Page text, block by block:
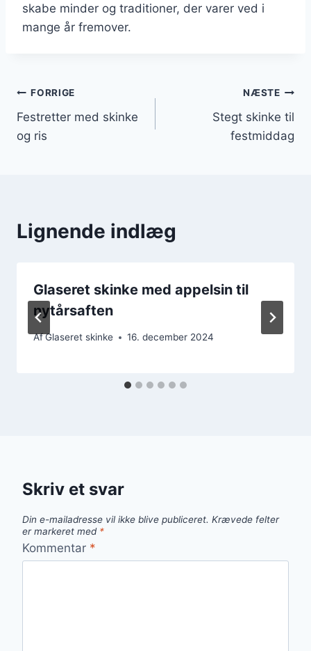
skabe minder og traditioner, der varer ved i
mange år fremover.
Indlægsnavigation
FORRIGE
Festretter med skinke
og ris
NÆSTE
Stegt skinke til
festmiddag
Lignende indlæg
Glaseret skinke med appelsin til
nytårsaften
AfGlaseret skinke 16. december 2024
Skriv et svar
Din e-mailadresse vil ikke blive publiceret. Krævede felter
er markeret med *
Kommentar *